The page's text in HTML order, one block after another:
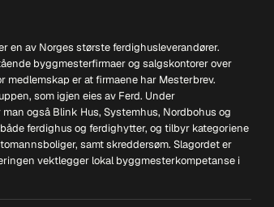
en av Norges største ferdighusleverandører.
byggmesterfirmaer og salgskontorer over
medlemskap er at firmaene har Mesterbrev.
som igjen eies av Ferd. Under
også Blink Hus, Systemhus, Nordbohus og
ferdighus og ferdighytter, og tilbyr kategoriene
samt skreddersøm. Slagordet er
vektlegger lokal byggmesterkompetanse i